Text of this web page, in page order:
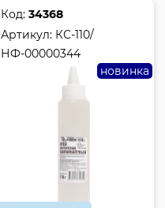
Код:34368
Артикул: КС-110/
НФ-00000344
новинка